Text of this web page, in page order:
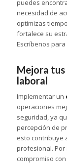
puedes
necesidad de
optimizas
fortalece su
Escríbenos
Mejora
laboral
Implementar un
operaciones
seguridad, ya
percepción de
esto contribuye
profesional. Por
compromiso